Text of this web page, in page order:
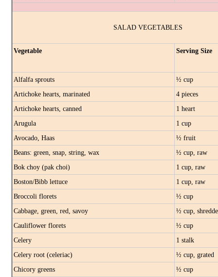
SALAD VEGETABLES
Vegetable Serving Size
Alfalfa sprouts
½ cup
Artichoke hearts, marinated
4 pieces
Artichoke hearts, canned
1 heart
Arugula
1 cup
Avocado, Haas
½ fruit
Beans: green, snap, string, wax
½ cup, raw
Bok choy (pak choi)
1 cup, raw
Boston/Bibb lettuce
1 cup, raw
Broccoli florets
½ cup
Cabbage, green, red, savoy
½ cup,
Cauliflower florets
½ cup
Celery
1 stalk
Celery root (celeriac)
½ cup, grated
Chicory greens
½ cup